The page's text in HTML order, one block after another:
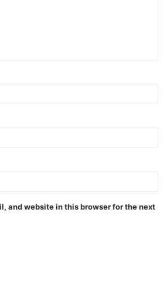
and website in this browser for the next